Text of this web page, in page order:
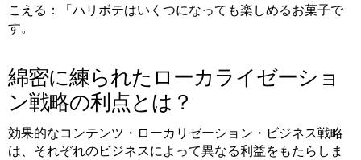
こえる：「ハリボテはいくつになっても楽しめるお菓子で
す。
綿密に練られたローカライゼーショ
ン戦略の利点とは？
効果的なコンテンツ・ローカリゼーション・ビジネス戦略
は、それぞれのビジネスによって異なる利益をもたらしま